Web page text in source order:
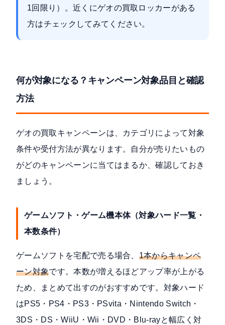
1回限り）。近くにゲオの買取ロッカーがある
方はチェックしてみてください。
何が対象になる？キャンペーン対象品目と確認
方法
ゲオの買取キャンペーンは、カテゴリによって対象
条件や受付方法が異なります。自分が売りたいもの
がどのキャンペーンに当てはまるか、確認しておき
ましょう。
ゲームソフト・ゲーム機本体（対象ハード一覧・
本数条件）
ゲームソフトを宅配で売る場合、 1本からキャンペ
ーン対象です。本数が増えるほどアップ率が上がる
ため、まとめて出すのがおすすめです。対象ハード
はPS5・PS4・PS3・PSvita・Nintendo Switch・
3DS・DS・WiiU・Wii・DVD・Blu-rayと幅広く対